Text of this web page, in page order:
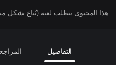
هذا المحتوى يتطلب لعبة (تُباع بشكل
التفاصيل